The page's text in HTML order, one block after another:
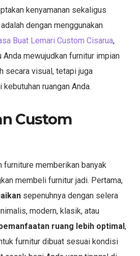
kenyamanan sekaligus
dengan menggunakan
Buat Lemari Custom Cisarua,
Anda mewujudkan furnitur impian
secara visual, tetapi juga
ruangan Anda.
Custom
furniture memberikan banyak
membeli furnitur jadi. Pertama,
sepenuhnya dengan selera
modern, klasik, atau
ruang lebih optimal,
furnitur dibuat sesuai kondisi